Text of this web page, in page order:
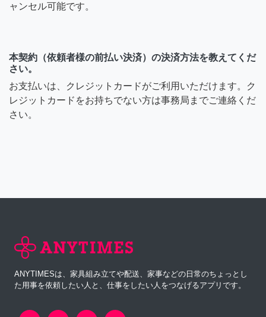
ャンセル可能です。
本契約（依頼者様の前払い決済）の決済方法を教えてくだ
さい。
お支払いは、クレジットカードがご利用いただけます。ク
レジットカードをお持ちでない方は事務局までご連絡くだ
さい。
ANYTIMESは、家具組み立てや配送、家事などの日常のちょっとし
た用事を依頼したい人と、仕事をしたい人をつなげるアプリです。